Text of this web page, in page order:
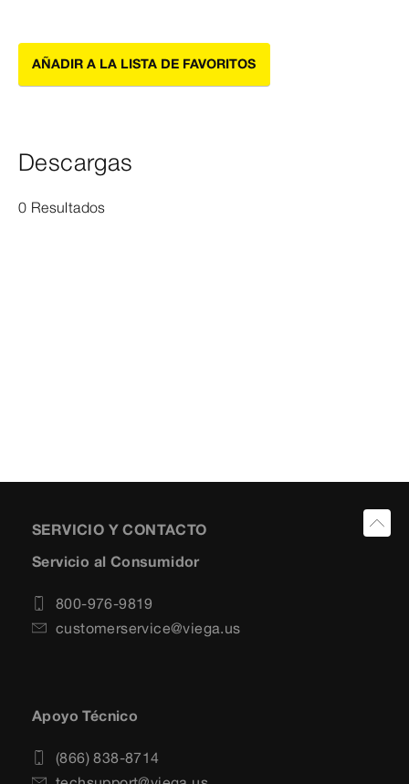
AÑADIR A LA LISTA DE FAVORITOS
Descargas
0 Resultados
SERVICIO Y CONTACTO
Servicio al Consumidor
800-976-9819
customerservice@viega.us
Apoyo Técnico
(866) 838-8714